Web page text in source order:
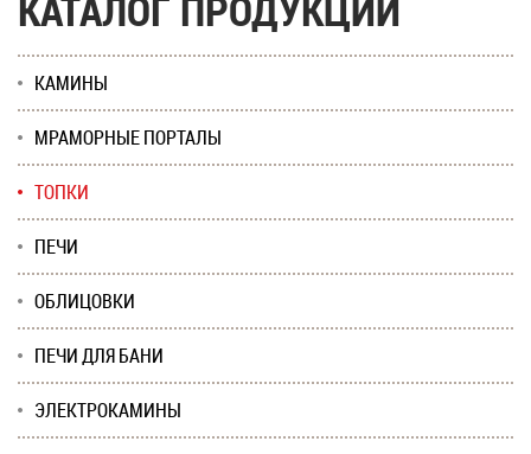
КАМИНЫ
МРАМОРНЫЕ ПОРТАЛЫ
ТОПКИ
ПЕЧИ
ОБЛИЦОВКИ
ПЕЧИ ДЛЯ БАНИ
ЭЛЕКТРОКАМИНЫ